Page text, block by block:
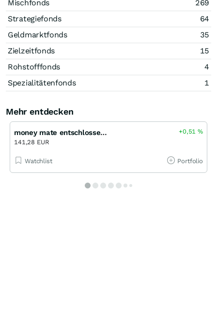
Mischfonds
269
Strategiefonds
64
Geldmarktfonds
35
Zielzeitfonds
15
Rohstofffonds
4
Spezialitätenfonds
1
Mehr entdecken
money mate entschlossen - A - EUR
141,28 EUR
+0,51%
Watchlist Portfolio